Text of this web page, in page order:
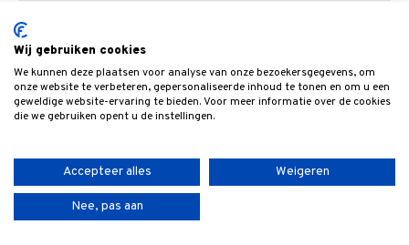
Artikelnummer
Formaat
330x35x3
Breedte
35
Levertijd
12 of meer
€ 56,64
Wij gebruiken cookies
We kunnen deze plaatsen voor analyse van onze bezoekersgegevens, om
onze website te verbeteren, gepersonaliseerde inhoud te tonen en om u een
geweldige website-ervaring te bieden. Voor meer informatie over de cookies
die we gebruiken opent u de instellingen.
Accepteer alles Weigeren
Nee, pas aan